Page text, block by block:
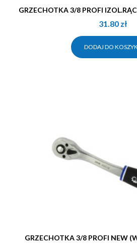
GRZECHOTKA 3/8 PROFI
31.80 zł
DODAJ DO
GRZECHOTKA 3/8 PROFI NEW